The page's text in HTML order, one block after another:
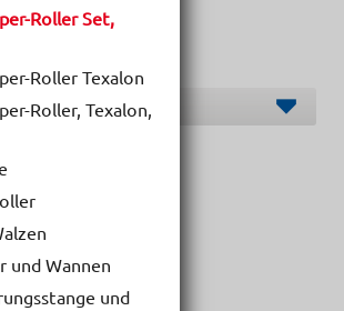
O-S
Roller Set,
Roller Texalon
Roller, Texalon,
und Wannen
und